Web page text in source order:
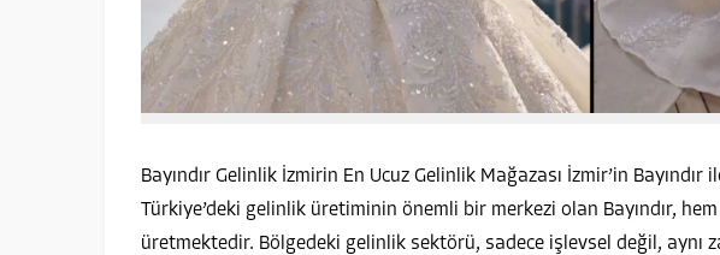
Bayındır Gelinlik İzmirin En Ucuz Gelinlik Mağazası İzmir’in
Türkiye’deki gelinlik üretiminin önemli bir merkezi olan Bayındır,
üretmektedir. Bölgedeki gelinlik sektörü, sadece işlevsel değil, aynı